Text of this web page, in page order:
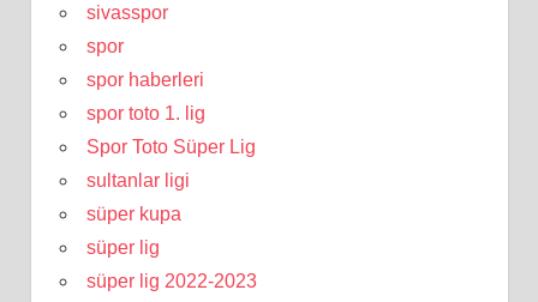
sivasspor
spor
spor haberleri
spor toto 1. lig
Spor Toto Süper Lig
sultanlar ligi
süper kupa
süper lig
süper lig 2022-2023